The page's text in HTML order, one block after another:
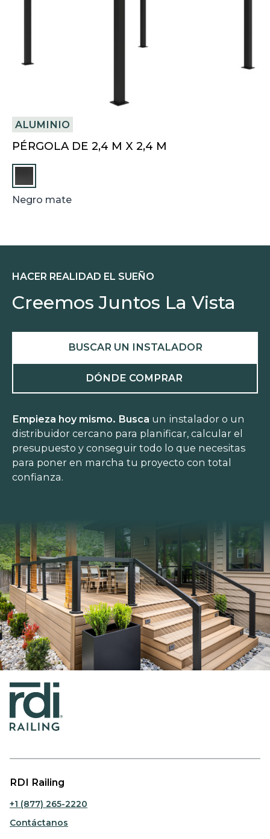
ALUMINIO
PÉRGOLA DE 2,4 M X 2,4 M
Negro mate
HACER REALIDAD EL SUEÑO
Creemos Juntos La Vista
BUSCAR UN INSTALADOR
DÓNDE COMPRAR
Empieza hoy mismo. Busca un instalador o un
distribuidor cercano para planificar, calcular el
presupuesto y conseguir todo lo que necesitas
para poner en marcha tu proyecto con total
confianza.
RDI Railing
+1 (877) 265-2220
Contáctanos